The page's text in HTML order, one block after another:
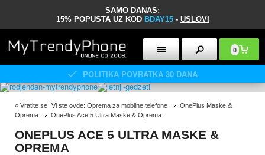
SAMO DANAS:
15% POPUSTA UZ KOD BDAY15 - USLOVI
0
POLITIKA POVRATKA 30 DANA
« Vratite se Vi ste ovde: Oprema za mobilne telefone
OnePlus Maske &
Oprema
OnePlus Ace 5 Ultra Maske & Oprema
ONEPLUS ACE 5 ULTRA MASKE &
OPREMA